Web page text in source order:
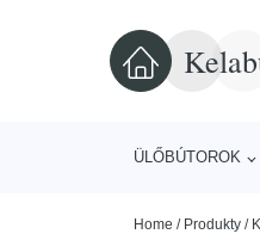
ÜLŐBÚTOROK
Home / Produkty /